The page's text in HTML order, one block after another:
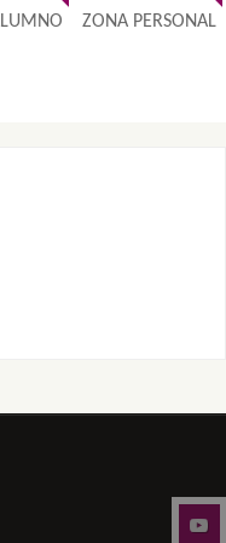
ZONA PERSONAL